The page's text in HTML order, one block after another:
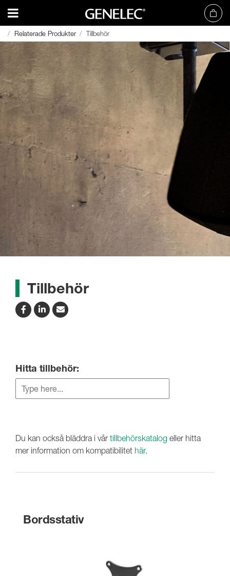
Relaterade Produkter Tillbehör
Relaterade Produkter Tillbehör
Tillbehör
Hitta tillbehör:
Du kan också bläddra i vår tillbehörskatalog eller hitta
mer information om kompatibilitet här.
Bordsstativ